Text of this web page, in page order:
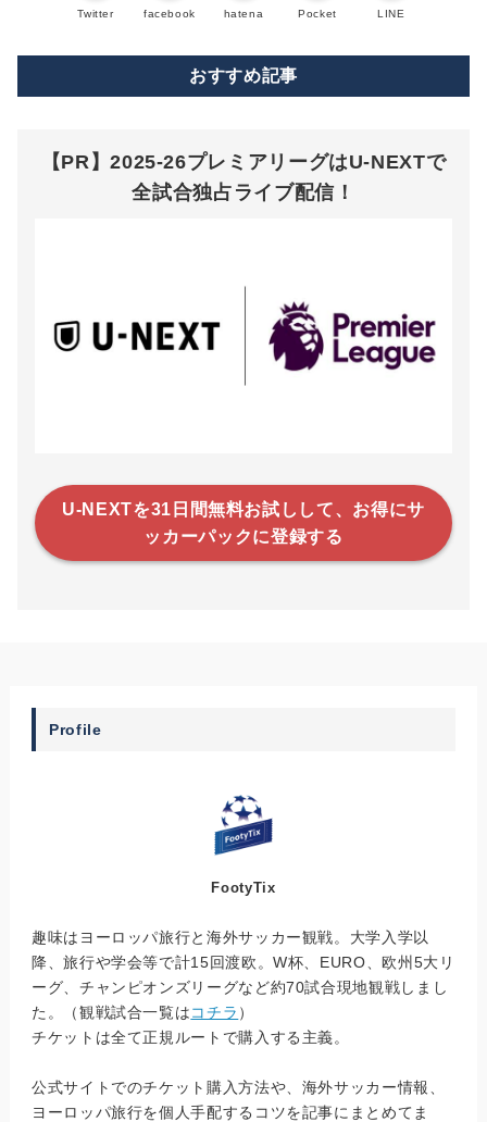
Twitter facebook hatena Pocket LINE
おすすめ記事
【PR】2025-26プレミアリーグはU-NEXTで
全試合独占ライブ配信！
U-NEXTを31日間無料お試しして、お得にサ
ッカーパックに登録する
Profile
FootyTix
趣味はヨーロッパ旅行と海外サッカー観戦。大学入学以
降、旅行や学会等で計15回渡欧。W杯、EURO、欧州5大リ
ーグ、チャンピオンズリーグなど約70試合現地観戦しまし
た。（観戦試合一覧はコチラ ）
チケットは全て正規ルートで購入する主義。
公式サイトでのチケット購入方法や、海外サッカー情報、
ヨーロッパ旅行を個人手配するコツを記事にまとめてま